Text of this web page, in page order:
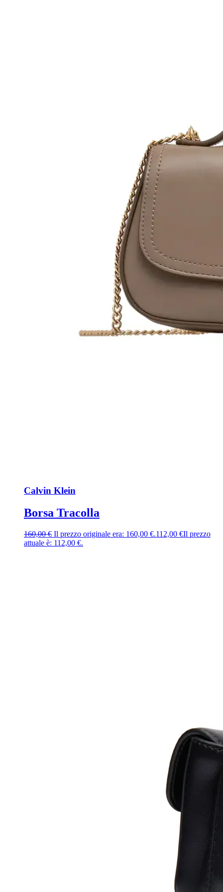
Calvin Klein
Borsa Tracolla
160,00€ Il prezzo originale era: 160,00 €.112,00 €Il prezzo
attuale è: 112,00 €.